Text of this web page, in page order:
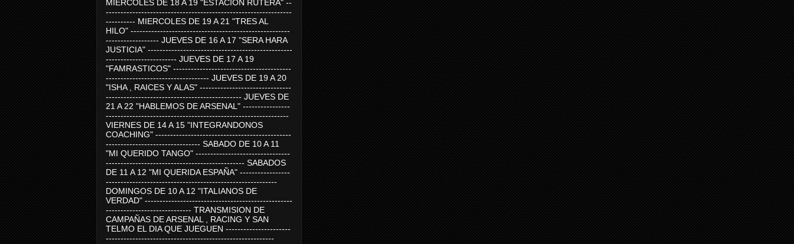
MIERCOLES DE 18 A 19 "ESTACION RUTERA" --
---------------------------------------------------------------
---------- MIERCOLES DE 19 A 21 "TRES AL
HILO" ------------------------------------------------------
------------------ JUEVES DE 16 A 17 "SERA HARA
JUSTICIA" -------------------------------------------------
------------------------ JUEVES DE 17 A 19
"FAMRASTICOS" ----------------------------------------
----------------------------------- JUEVES DE 19 A 20
"ISHA , RAICES Y ALAS" -------------------------------
---------------------------------------------- JUEVES DE
21 A 22 "HABLEMOS DE ARSENAL" ----------------
--------------------------------------------------------------
VIERNES DE 14 A 15 "INTEGRANDONOS
COACHING" ----------------------------------------------
-------------------------------- SABADO DE 10 A 11
"MI QUERIDO TANGO" --------------------------------
----------------------------------------------- SABADOS
DE 11 A 12 "MI QUERIDA ESPAÑA" -----------------
----------------------------------------------------------
DOMINGOS DE 10 A 12 "ITALIANOS DE
VERDAD" --------------------------------------------------
----------------------------- TRANSMISION DE
CAMPAÑAS DE ARSENAL , RACING Y SAN
TELMO EL DIA QUE JUEGUEN ----------------------
---------------------------------------------------------